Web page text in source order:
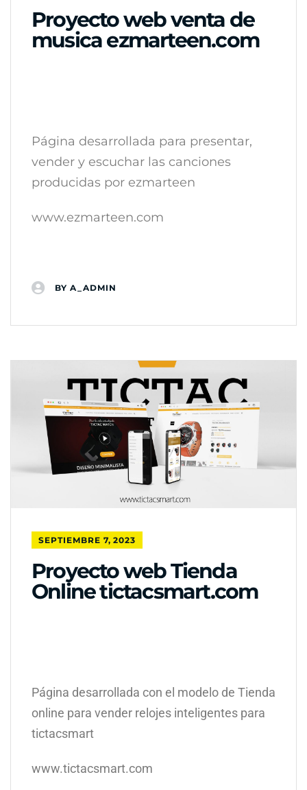
Proyecto web venta de
musica ezmarteen.com
Página desarrollada para presentar,
vender y escuchar las canciones
producidas por ezmarteen
www.ezmarteen.com
BY A_ADMIN
SEPTIEMBRE 7, 2023
Proyecto web Tienda
Online tictacsmart.com
Página desarrollada con el modelo de Tienda
online para vender relojes inteligentes para
tictacsmart
www.tictacsmart.com